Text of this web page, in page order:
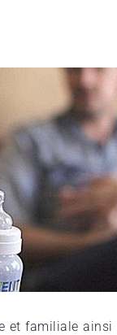
et familiale ainsi